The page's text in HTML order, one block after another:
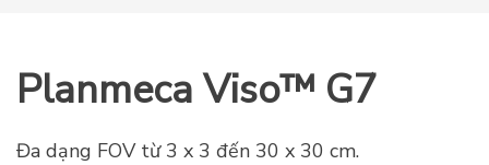
Planmeca Viso™ G7
Đa dạng FOV từ 3 x 3 đến 30 x 30 cm.